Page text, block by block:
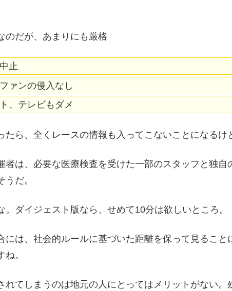
のだが、あまりにも厳格
止
ァンの侵入なし
、テレビもダメ
たら、全くレースの情報も入ってこないことになるけ
者は、必要な医療検査を受けた一部のスタッフと独自
だ。
。ダイジェスト版なら、せめて10分は欲しいところ。
には、社会的ルールに基づいた距離を保って見ること
。
れてしまうのは地元の人にとってはメリットがない。